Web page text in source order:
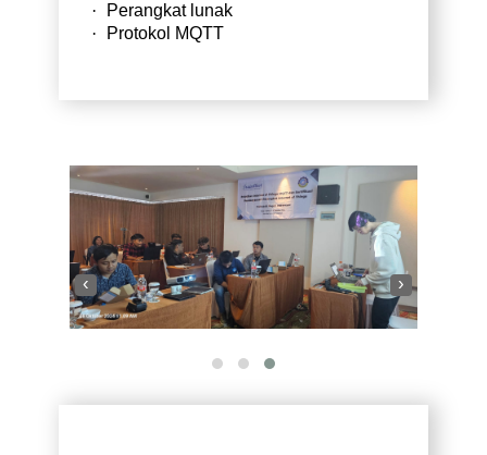
·
Perangkat lunak
·
Protokol MQTT
‹ ›